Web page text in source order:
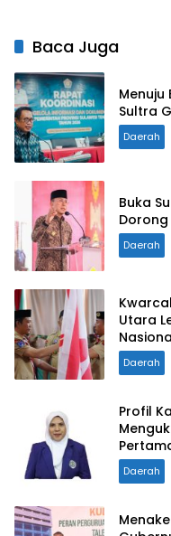
Baca Juga
Sultra
Daerah
Buka
Dorong
Daerah
Utara
Konut
Daerah
Profil
Daerah